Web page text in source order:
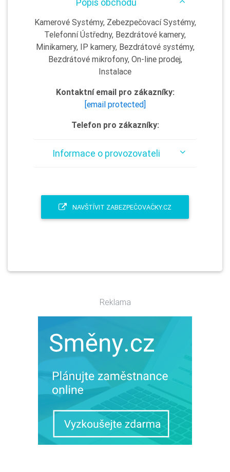
Kamerové Systémy, Zebezpečovací Systémy,
Telefonní Ústředny, Bezdrátové kamery,
Minikamery, IP kamery, Bezdrátové systémy,
Bezdrátové mikrofony, On-line prodej,
Instalace
Kontaktní email pro zákazníky:
[email protected]
Telefon pro zákazníky:
Informace o provozovateli
NAVŠTÍVIT ZABEZPEČOVAČKY.CZ
Reklama